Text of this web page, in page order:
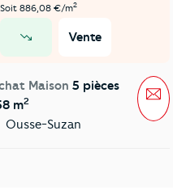
Soit 886,08 €/m2
Vente
Maison 5 pièces
m2
Ousse-Suzan